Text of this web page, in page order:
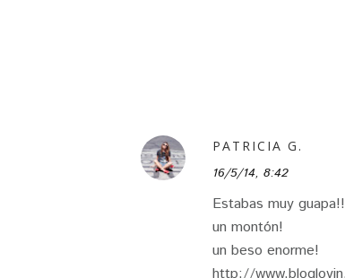
PATRICIA G.
16/5/14, 8:42
Estabas muy
un montón!
un beso enorme!
http://